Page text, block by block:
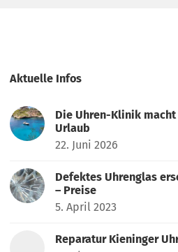
Aktuelle Infos
Die Uhren-Klinik macht
Urlaub
22. Juni 2026
Defektes Uhrenglas
– Preise
5. April 2023
Reparatur Kieninger